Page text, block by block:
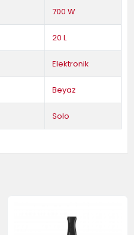
700 W
20 L
Elektronik
Beyaz
Solo